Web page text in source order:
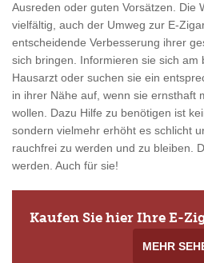
Ausreden oder guten Vorsätzen. Die
vielfältig, auch der Umweg zur E-
entscheidende Verbesserung ihrer
sich bringen. Informieren sie sich am
Hausarzt oder suchen sie ein
in ihrer Nähe auf, wenn sie ernsthaft
wollen. Dazu Hilfe zu benötigen ist
sondern vielmehr erhöht es schlicht
rauchfrei zu werden und zu bleiben.
werden. Auch für sie!
Kaufen Sie hier Ihre E-
MEHR